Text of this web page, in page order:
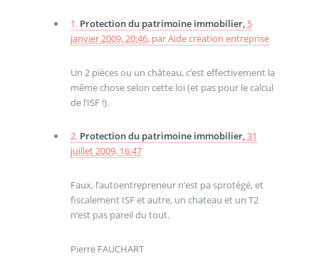
1. Protection du patrimoine immobilier, 5
janvier 2009, 20:46, parAide creation entreprise
Un 2 pièces ou un château, c’est effectivement la
même chose selon cette loi (et pas pour le calcul
de l’ISF !).
2. Protection du patrimoine immobilier,31
juillet 2009, 16:47
Faux, l’autoentrepreneur n’est pa sprotégé, et
fiscalement ISF et autre, un chateau et un T2
n’est pas pareil du tout.
Pierre FAUCHART